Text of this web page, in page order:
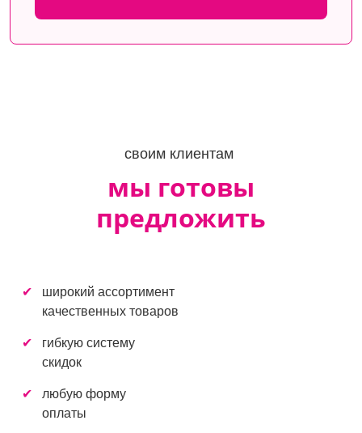
своим клиентам
мы готовы
предложить
широкий ассортимент
качественных товаров
гибкую систему
скидок
любую форму
оплаты